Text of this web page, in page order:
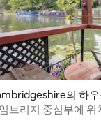
만점), 후기 11개
의 하우
브리지 중심부에 위